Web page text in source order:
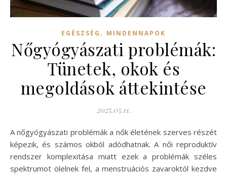
EGÉSZSÉG , MINDENNAPOK
Nőgyógyászati problémák:
Tünetek, okok és
megoldások áttekintése
2025.05.11.
A nőgyógyászati problémák a nők életének szerves részét
képezik, és számos okból adódhatnak. A női reproduktív
rendszer komplexitása miatt ezek a problémák széles
spektrumot ölelnek fel, a menstruációs zavaroktól kezdve